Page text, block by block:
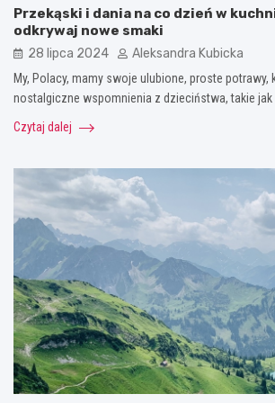
Przekąski i dania na co dzień w
odkrywaj nowe smaki
28 lipca 2024 Aleksandra Kubicka
My, Polacy, mamy swoje ulubione, proste potrawy,
nostalgiczne wspomnienia z dzieciństwa, takie jak
Czytaj dalej